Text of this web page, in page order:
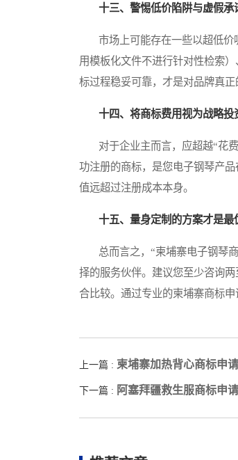
十三、警惕低价陷阱与虚假承
市场上可能存在一些以超低价
用模板化文件不进行针对性检索
标过程稳妥可靠，才是对品牌真正
十四、将商标费用视为战略投
对于企业主而言，应超越“花费
功注册的商标，是您电子钢琴产
值远超过注册成本本身。
十五、量身定制的方案才是最
总而言之，“柬埔寨电子钢琴商
择的服务伙伴。建议您至少咨询
合比较。通过专业的柬埔寨商标
上一篇 : 柬埔寨加热背心商标申
下一篇 : 阿塞拜疆救生服商标申